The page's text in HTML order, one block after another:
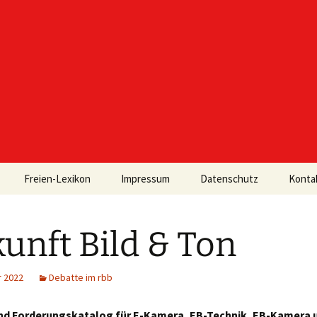
Freien-Lexikon Impressum Datenschutz
Bild & Ton
2022 Debatte im rbb